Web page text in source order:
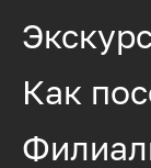
Как